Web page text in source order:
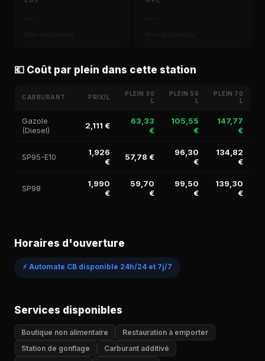
💶 Coût par plein dans cette station
CARBURANT PRIX/L
PLEIN 30
L
PLEIN 50
L
PLEIN 70
L
Gazole
(Diesel)
2,111 €
63,33
€
105,55
€
147,77
€
SP95-E10
1,926
€
57,78 €
96,30
€
134,82
€
SP98
1,990
€
59,70
€
99,50
€
139,30
€
Horaires d'ouverture
⚡ Automate CB disponible 24h/24 et 7j/7
Services disponibles
Boutique non alimentaire
Restauration à emporter
Station de gonflage
Carburant additivé